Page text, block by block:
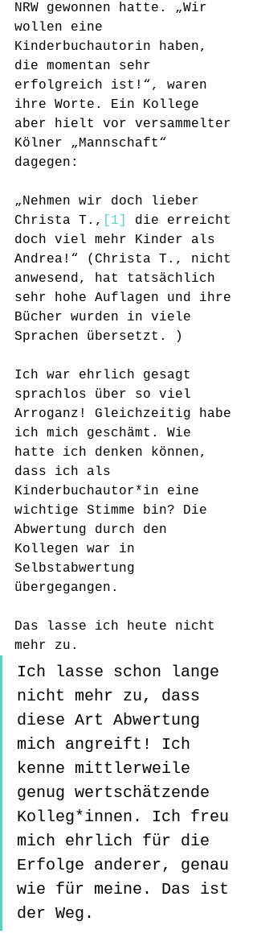
NRW gewonnen hatte. „Wir
wollen eine
Kinderbuchautorin haben,
die momentan sehr
erfolgreich ist!“, waren
ihre Worte. Ein Kollege
aber hielt vor versammelter
Kölner „Mannschaft“
dagegen:
„Nehmen wir doch lieber
Christa T.,
[1]
die erreicht
doch viel mehr Kinder als
Andrea!“ (Christa T., nicht
anwesend, hat tatsächlich
sehr hohe Auflagen und ihre
Bücher wurden in viele
Sprachen übersetzt. )
Ich war ehrlich gesagt
sprachlos über so viel
Arroganz! Gleichzeitig habe
ich mich geschämt. Wie
hatte ich denken können,
dass ich als
Kinderbuchautor*in eine
wichtige Stimme bin? Die
Abwertung durch den
Kollegen war in
Selbstabwertung
übergegangen.
Das lasse ich heute nicht
mehr zu.
Ich lasse schon lange
nicht mehr zu, dass
diese Art Abwertung
mich angreift! Ich
kenne mittlerweile
genug wertschätzende
Kolleg*innen. Ich freu
mich ehrlich für die
Erfolge anderer, genau
wie für meine. Das ist
der Weg.